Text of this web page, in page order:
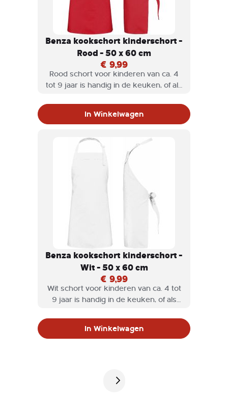
Benza kookschort kinderschort -
Rood - 50 x 60 cm
€ 9,99
Rood schort voor kinderen van ca. 4
tot 9 jaar is handig in de keuken, of als
niet alleen stijlvol, maar ook heel
verstelbaar.
In Winkelwagen
Benza kookschort kinderschort -
Wit - 50 x 60 cm
€ 9,99
Wit schort voor kinderen van ca. 4 tot
9 jaar is handig in de keuken, of als
niet alleen stijlvol, maar ook heel
In Winkelwagen